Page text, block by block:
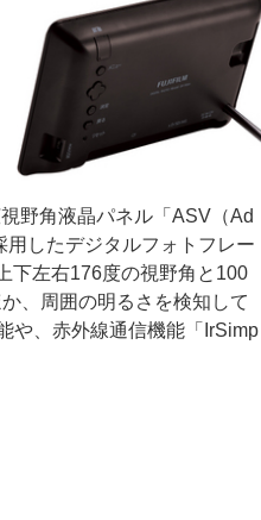
野角液晶パネル「ASV（Ad
したデジタルフォトフレー
下左右176度の視野角と100
、周囲の明るさを検知して
や、赤外線通信機能「IrSimp